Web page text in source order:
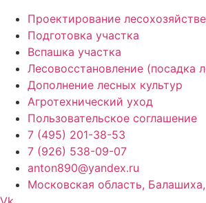
Проектирование
Подготовка участка
Вспашка участка
Лесовосстановление (посадка
Дополнение лесных культур
Агротехнический уход
Пользовательское соглашение
7 (495) 201-38-53
7 (926) 538-09-07
anton890@yandex.ru
Московская область,